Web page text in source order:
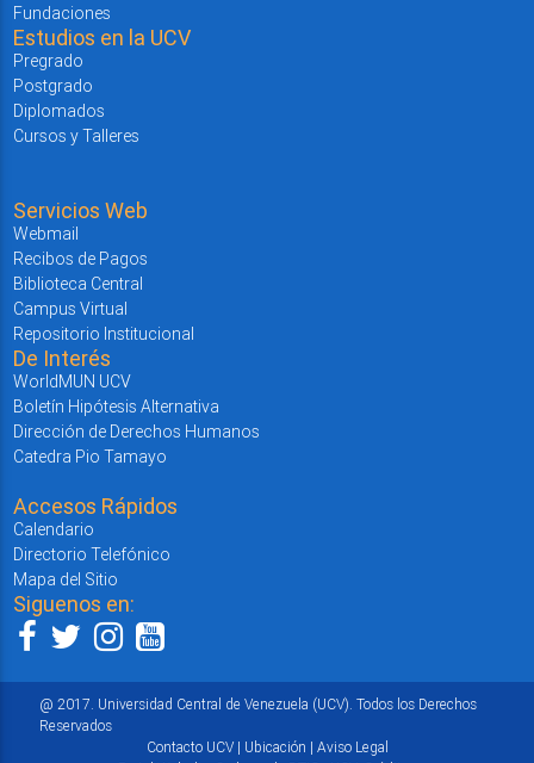
Fundaciones
Estudios en la UCV
Pregrado
Postgrado
Diplomados
Cursos y Talleres
Servicios Web
Webmail
Recibos de Pagos
Biblioteca Central
Campus Virtual
Repositorio Institucional
De Interés
WorldMUN UCV
Boletín Hipótesis Alternativa
Dirección de Derechos Humanos
Catedra Pio Tamayo
Accesos Rápidos
Calendario
Directorio Telefónico
Mapa del Sitio
Siguenos en:
@ 2017. Universidad Central de Venezuela (UCV). Todos los Derechos
Reservados
Contacto UCV| Ubicación | Aviso Legal